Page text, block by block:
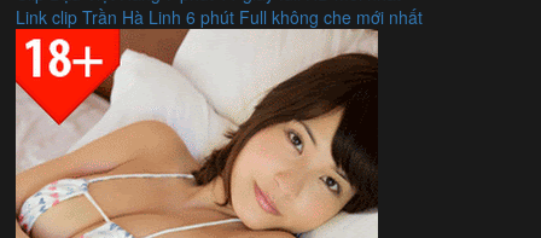
Link clip Trần Hà Linh 6 phút Full không che mới nhất